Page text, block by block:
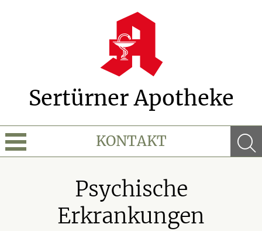
Sertürner Apotheke
KONTAKT
Psychische
Erkrankungen